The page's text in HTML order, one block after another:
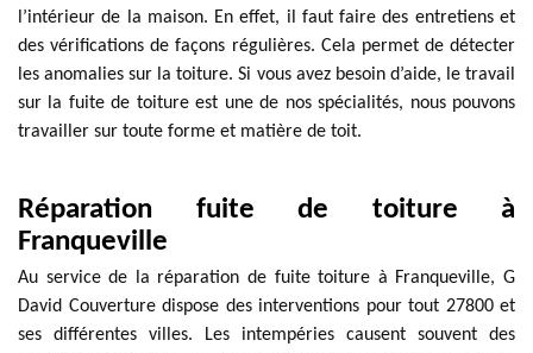
l’intérieur de la maison. En effet, il faut faire des entretiens et
des vérifications de façons régulières. Cela permet de détecter
les anomalies sur la toiture. Si vous avez besoin d’aide, le travail
sur la fuite de toiture est une de nos spécialités, nous pouvons
travailler sur toute forme et matière de toit.
Réparation fuite de toiture à
Franqueville
Au service de la réparation de fuite toiture à Franqueville, G
David Couverture dispose des interventions pour tout 27800 et
ses différentes villes. Les intempéries causent souvent des